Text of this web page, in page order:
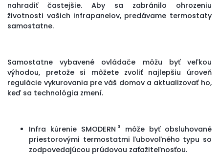
nahradiť častejšie. Aby sa zabránilo ohrozeniu
životnosti vašich infrapanelov, predávame termostaty
samostatne.
Samostatne vybavené ovládače môžu byť veľkou
výhodou, pretože si môžete zvoliť najlepšiu úroveň
regulácie vykurovania pre váš domov a aktualizovať ho,
keď sa technológia zmení.
Infra kúrenie SMODERN ®
môže byť obsluhované
priestorovými termostatmi ľubovoľného typu so
zodpovedajúcou prúdovou zaťažiteľnosťou.